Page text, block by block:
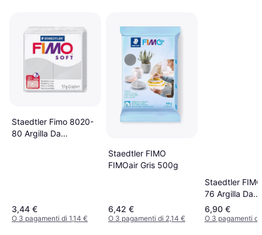
Staedtler Fimo 8020-
80 Argilla Da
3,44 €
O 3 pagamenti di 1,14 €
Staedtler FIMO
FIMOair Gris 500g
6,42 €
O 3 pagamenti di 2,14 €
Staedtler
76 Argilla Da
Modellare
6,90 €
O 3 pagamenti